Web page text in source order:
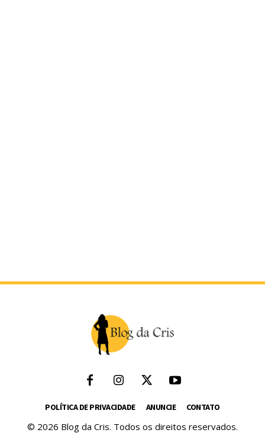
POLÍTICA DE PRIVACIDADE ANUNCIE CONTATO
© 2026 Blog da Cris. Todos os direitos reservados.